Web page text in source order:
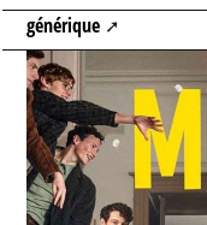
générique